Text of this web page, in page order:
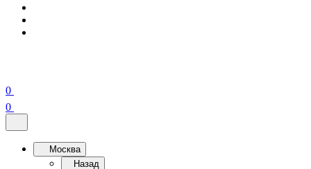
0
0
Москва
Назад